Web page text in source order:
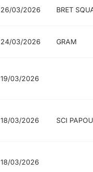
26/03/2026 BRET
24/03/2026 GRAM
19/03/2026
18/03/2026 SCI PAPOU
18/03/2026